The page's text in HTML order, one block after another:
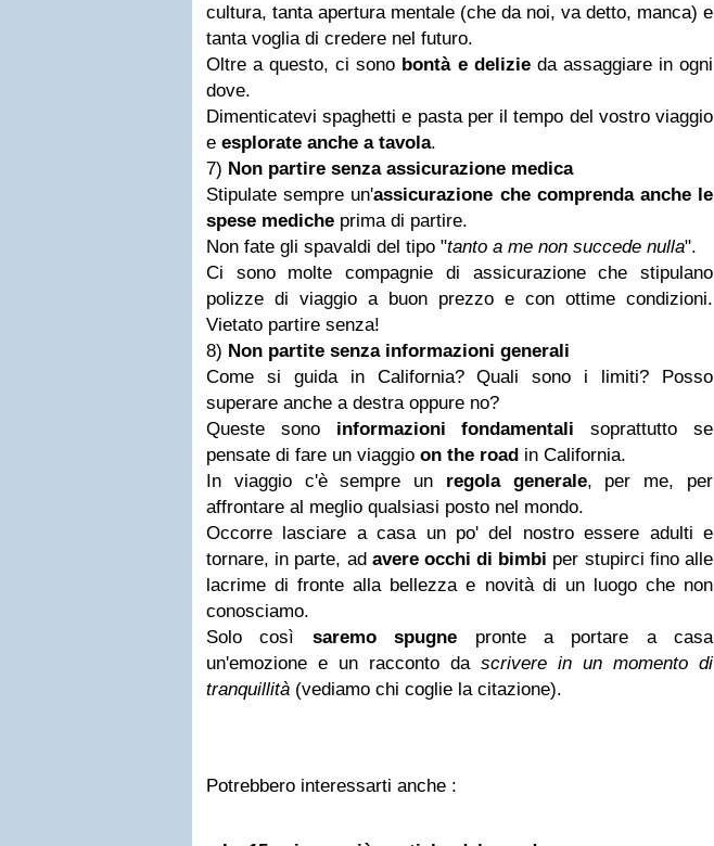
cultura, tanta apertura mentale (che da noi, va detto, manca) e
tanta voglia di credere nel futuro.
Oltre a questo, ci sono bontà e delizieda assaggiare in ogni
dove.
Dimenticatevi spaghetti e pasta per il tempo del vostro viaggio
e esplorate anche a tavola.
7) Non partire senza assicurazione medica
Stipulate sempre un'assicurazione che comprenda anche le
spese mediche prima di partire.
Non fate gli spavaldi del tipo "tanto a me non succede nulla".
Ci sono molte compagnie di assicurazione che stipulano
polizze di viaggio a buon prezzo e con ottime condizioni.
Vietato partire senza!
8) Non partite senza informazioni generali
Come si guida in California? Quali sono i limiti? Posso
superare anche a destra oppure no?
Queste sono informazioni fondamentali soprattutto se
pensate di fare un viaggio on the road in California.
In viaggio c'è sempre un regola generale, per me, per
affrontare al meglio qualsiasi posto nel mondo.
Occorre lasciare a casa un po' del nostro essere adulti e
tornare, in parte, ad avere occhi di bimbi per stupirci fino alle
lacrime di fronte alla bellezza e novità di un luogo che non
conosciamo.
Solo così saremo spugne pronte a portare a casa
un'emozione e un racconto dascrivere in un momento di
tranquillità (vediamo chi coglie la citazione).
Potrebbero interessarti anche :